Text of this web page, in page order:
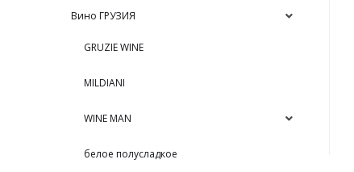
Вино ГРУЗИЯ
GRUZIE WINE
MILDIANI
WINE MAN
белое полусладкое